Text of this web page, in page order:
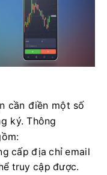
cần điền một số
ký. Thông
cấp địa chỉ email
truy cập được.